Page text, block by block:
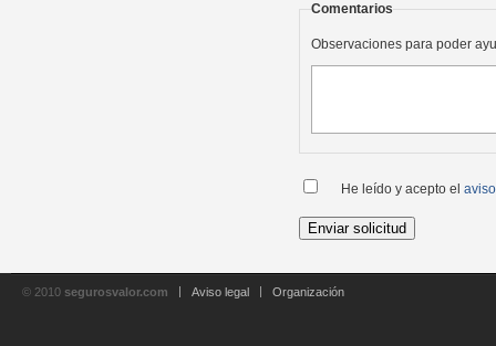
Comentarios
Observaciones para poder
He leído y acepto el
© 2010 segurosvalor.com Aviso legal Organización